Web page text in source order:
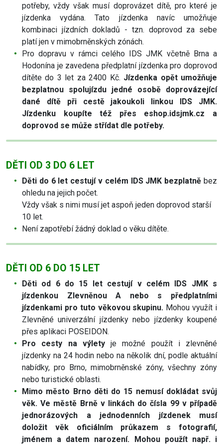
potřeby, vždy však musí doprovázet dítě, pro které je
jízdenka vydána. Tato jízdenka navíc umožňuje
kombinaci jízdních dokladů - tzn. doprovod za sebe
platí jen v mimobrněnských zónách.
Pro dopravu v rámci celého IDS JMK včetně Brna a
Hodonína je zavedena předplatní jízdenka pro doprovod
dítěte do 3 let za 2400 Kč. Jízdenka opět umožňuje
bezplatnou spolujízdu jedné osobě doprovázející
dané dítě při cestě jakoukoli linkou IDS JMK.
Jízdenku koupíte též přes eshop.idsjmk.cz a
doprovod se může střídat dle potřeby.
DĚTI OD 3 DO 6 LET
Děti do 6 let cestují v celém IDS JMK bezplatně bez
ohledu na jejich počet.
Vždy však s nimi musí jet aspoň jeden doprovod starší
10 let.
Není zapotřebí žádný doklad o věku dítěte.
DĚTI OD 6 DO 15 LET
Děti od 6 do 15 let cestují v celém IDS JMK s
jízdenkou Zlevněnou A nebo s předplatními
jízdenkami pro tuto věkovou skupinu. Mohou využít i
Zlevněné univerzální jízdenky nebo jízdenky koupené
přes aplikaci POSEIDON.
Pro cesty na výletyje možné použít i zlevněné
jízdenky na 24 hodin nebo na několik dní, podle aktuální
nabídky, pro Brno, mimobrněnské zóny, všechny zóny
nebo turistické oblasti.
Mimo město Brno děti do 15 nemusí dokládat svůj
věk. Ve městě Brně v linkách do čísla 99 v případě
jednorázových a jednodenních jízdenek musí
doložit věk oficiálním průkazem s fotografií,
jménem a datem narození. Mohou použít např. i